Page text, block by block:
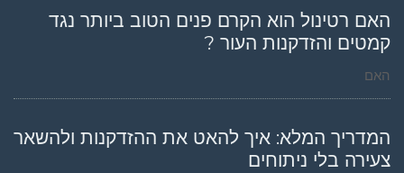
האם רטינול הוא הקרם פנים הטוב ביותר נגד
קמטים והזדקנות העור ?
האם
המדריך המלא: איך להאט את ההזדקנות ולהשאר
צעירה בלי ניתוחים